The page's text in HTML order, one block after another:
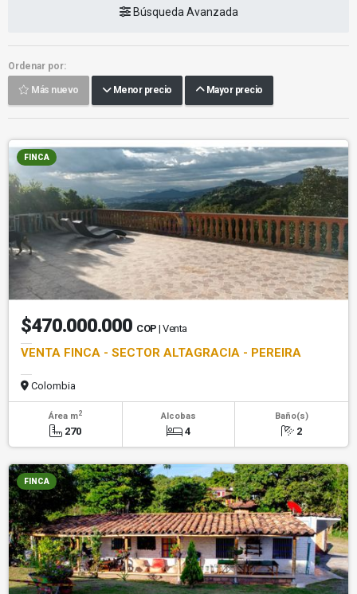
Búsqueda Avanzada
Ordenar por:
Más nuevo Menor precio Mayor precio
FINCA
$470.000.000 COP | Venta
VENTA FINCA - SECTOR ALTAGRACIA - PEREIRA
Colombia
Área m2
270
Alcobas
4
Baño(s)
2
FINCA